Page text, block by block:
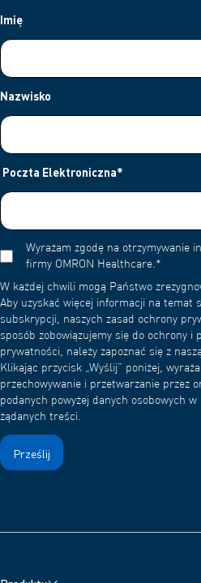
Imię
Nazwisko
Poczta Elektroniczna*
Wyrażam zgodę na otrzymywanie
firmy OMRON Healthcare.*
W każdej chwili mogą Państwo
Aby uzyskać więcej informacji na temat
subskrypcji, naszych zasad ochrony
sposób zobowiązujemy się do ochrony i
prywatności, należy zapoznać się z
Klikając przycisk „Wyślij” poniżej,
przechowywanie i przetwarzanie przez
podanych powyżej danych osobowych
żądanych treści.